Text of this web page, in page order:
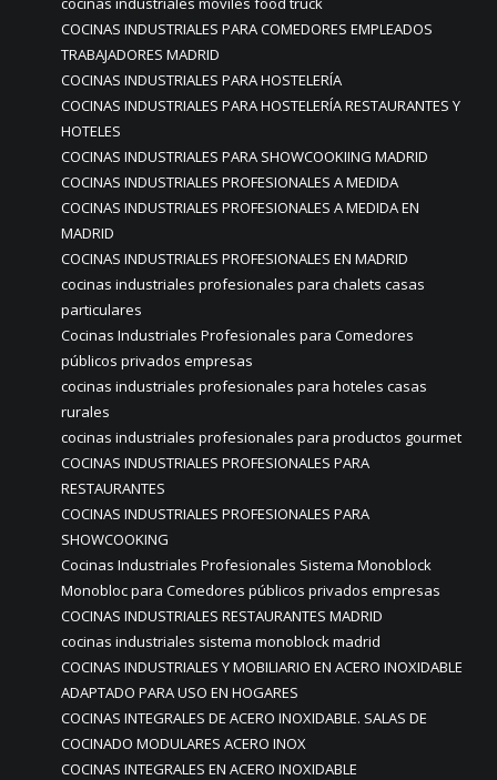
COCINAS INDUSTRIALES PARA COMEDORES EMPLEADOS
TRABAJADORES MADRID
COCINAS INDUSTRIALES PARA HOSTELERÍA
COCINAS INDUSTRIALES PARA HOSTELERÍA RESTAURANTES Y
HOTELES
COCINAS INDUSTRIALES PARA SHOWCOOKIING MADRID
COCINAS INDUSTRIALES PROFESIONALES A MEDIDA
COCINAS INDUSTRIALES PROFESIONALES A MEDIDA EN
MADRID
COCINAS INDUSTRIALES PROFESIONALES EN MADRID
cocinas industriales profesionales para chalets casas
particulares
Cocinas Industriales Profesionales para Comedores
públicos privados empresas
cocinas industriales profesionales para hoteles casas
rurales
cocinas industriales profesionales para productos gourmet
COCINAS INDUSTRIALES PROFESIONALES PARA
RESTAURANTES
COCINAS INDUSTRIALES PROFESIONALES PARA
SHOWCOOKING
Cocinas Industriales Profesionales Sistema Monoblock
Monobloc para Comedores públicos privados empresas
COCINAS INDUSTRIALES RESTAURANTES MADRID
cocinas industriales sistema monoblock madrid
COCINAS INDUSTRIALES Y MOBILIARIO EN ACERO INOXIDABLE
ADAPTADO PARA USO EN HOGARES
COCINAS INTEGRALES DE ACERO INOXIDABLE. SALAS DE
COCINADO MODULARES ACERO INOX
COCINAS INTEGRALES EN ACERO INOXIDABLE